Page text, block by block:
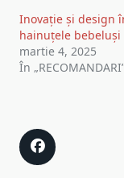
Inovație și design
hainuțele bebeluși
martie 4, 2025
În